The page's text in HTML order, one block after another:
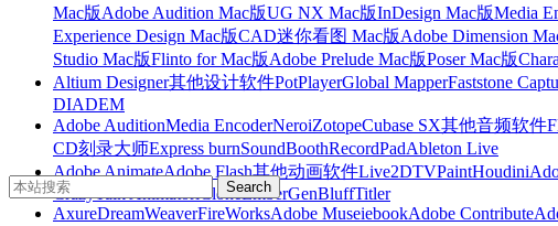
Mac版Adobe Audition Mac版UG NX Mac版InDesign Mac版Media
Experience Design Mac版CAD迷你看图 Mac版Adobe Dimension
Studio Mac版Flinto for Mac版Adobe Prelude Mac版Poser Mac版
Altium Designer其他设计软件PotPlayerGlobal MapperFaststone
DIADEM
Adobe AuditionMedia EncoderNeroiZotopeCubase SX其他音频软件
CD刻录大师Express burnSoundBoothRecordPadAbleton Live
Adobe AnimateAdobe Flash其他动画软件Live2DTVPaintHoudini
CrazyTalk AnimatoriCloneEmberGenBluffTitler
AxureDreamWeaverFireWorksAdobe MuseiebookAdobe Contribute